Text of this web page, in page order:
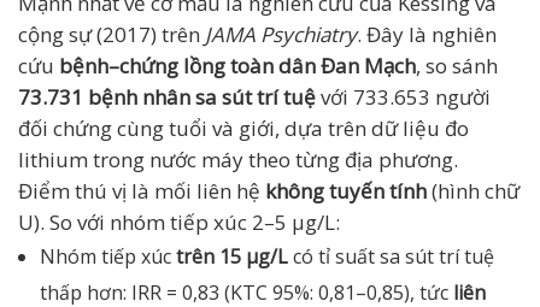
cộng sự (2017) trên JAMA Psychiatry. Đây là nghiên
cứu bệnh–chứng lồng toàn dân Đan Mạch, so sánh
73.731 bệnh nhân sa sút trí tuệvới 733.653 người
đối chứng cùng tuổi và giới, dựa trên dữ liệu đo
lithium trong nước máy theo từng địa phương.
Điểm thú vị là mối liên hệ không tuyến tính(hình chữ
U). So với nhóm tiếp xúc 2–5 µg/L:
Nhóm tiếp xúctrên 15 µg/Lcó tỉ suất sa sút trí tuệ
thấp hơn: IRR = 0,83 (KTC 95%: 0,81–0,85), tức liên